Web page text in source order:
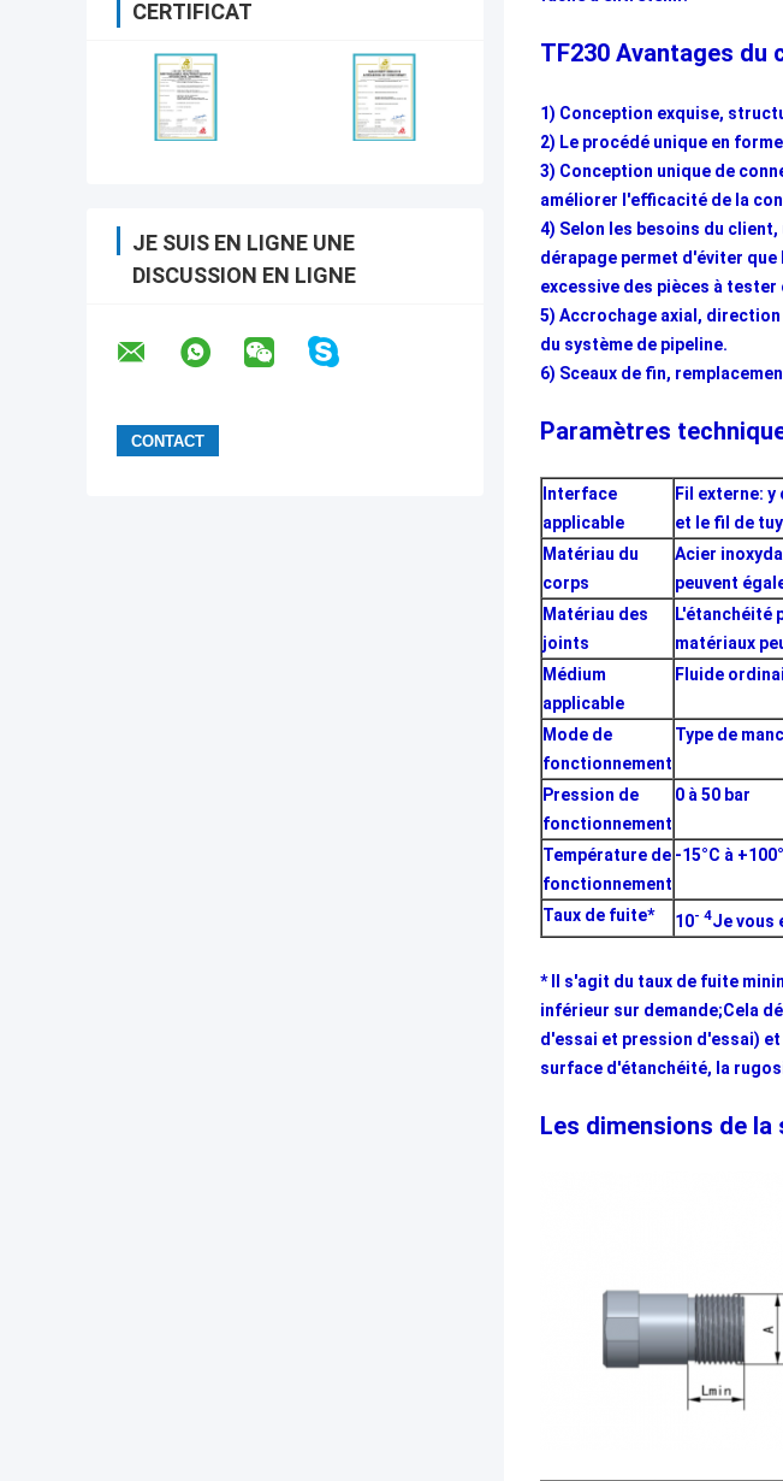
CERTIFICAT
JE SUIS EN LIGNE UNE
DISCUSSION EN LIGNE
TF230 Avantages du
1) Conception exquise,
2) Le procédé unique en
3) Conception unique de
améliorer l'efficacité de la
4) Selon les besoins du
dérapage permet d'éviter
excessive des pièces à
5) Accrochage axial,
du système de pipeline.
6) Sceaux de fin,
Paramètres
Interface
applicable
Fil externe:
et le fil de
Matériau du
corps
Acier
peuvent
Matériau des
joints
L'étanchéité
matériaux
Médium
applicable
Fluide
Mode de
fonctionnement
Type de
Pression de
fonctionnement
0 à 50 bar
Température de
fonctionnement
-15°C à
Taux de fuite* 10- 4Je vous
* Il s'agit du taux de fuite
inférieur sur demande;Cela
d'essai et pression d'essai)
surface d'étanchéité, la
Les dimensions de la